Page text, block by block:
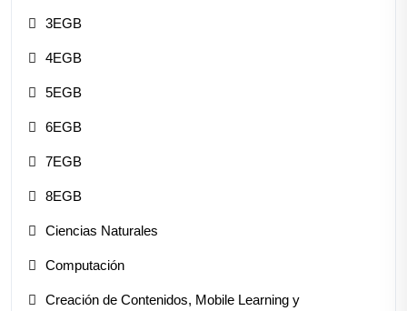
3EGB
4EGB
5EGB
6EGB
7EGB
8EGB
Ciencias Naturales
Computación
Creación de Contenidos, Mobile Learning y